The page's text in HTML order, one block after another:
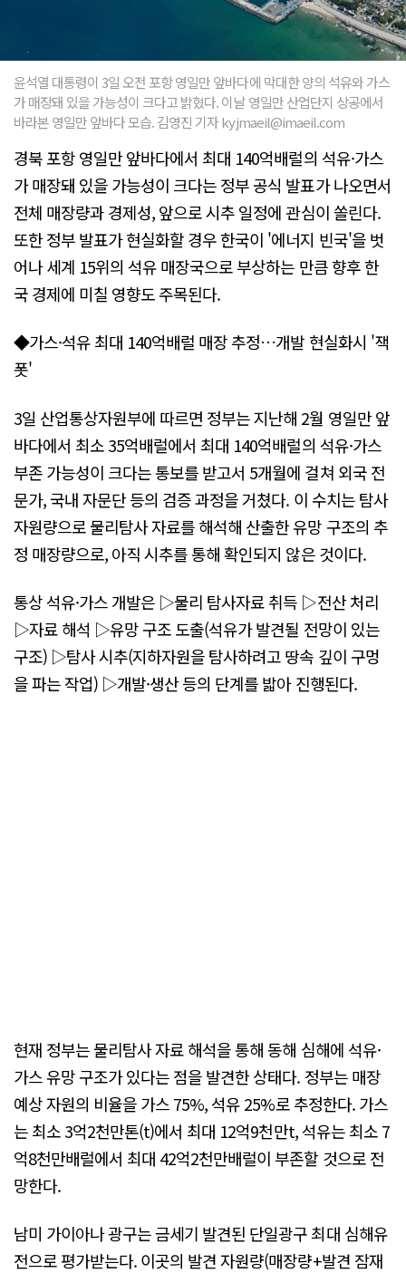
윤석열 대통령이 3일 오전 포항 영일만 앞바다에 막대한 양의 석유와 가스
가 매장돼 있을 가능성이 크다고 밝혔다. 이날 영일만 산업단지 상공에서
바라본 영일만 앞바다 모습. 김영진 기자 kyjmaeil@imaeil.com
경북 포항 영일만 앞바다에서 최대 140억배럴의 석유·가스
가 매장돼 있을 가능성이 크다는 정부 공식 발표가 나오면서
전체 매장량과 경제성, 앞으로 시추 일정에 관심이 쏠린다.
또한 정부 발표가 현실화할 경우 한국이 '에너지 빈국'을 벗
어나 세계 15위의 석유 매장국으로 부상하는 만큼 향후 한
국 경제에 미칠 영향도 주목된다.
◆가스·석유 최대 140억배럴 매장 추정…개발 현실화시 '잭
폿'
3일 산업통상자원부에 따르면 정부는 지난해 2월 영일만 앞
바다에서 최소 35억배럴에서 최대 140억배럴의 석유·가스
부존 가능성이 크다는 통보를 받고서 5개월에 걸쳐 외국 전
문가, 국내 자문단 등의 검증 과정을 거쳤다. 이 수치는 탐사
자원량으로 물리탐사 자료를 해석해 산출한 유망 구조의 추
정 매장량으로, 아직 시추를 통해 확인되지 않은 것이다.
통상 석유·가스 개발은 ▷물리 탐사자료 취득 ▷전산 처리
▷자료 해석 ▷유망 구조 도출(석유가 발견될 전망이 있는
구조) ▷탐사 시추(지하자원을 탐사하려고 땅속 깊이 구멍
을 파는 작업) ▷개발·생산 등의 단계를 밟아 진행된다.
현재 정부는 물리탐사 자료 해석을 통해 동해 심해에 석유·
가스 유망 구조가 있다는 점을 발견한 상태다. 정부는 매장
예상 자원의 비율을 가스 75%, 석유 25%로 추정한다. 가스
는 최소 3억2천만톤(t)에서 최대 12억9천만t, 석유는 최소 7
억8천만배럴에서 최대 42억2천만배럴이 부존할 것으로 전
망한다.
남미 가이아나 광구는 금세기 발견된 단일광구 최대 심해유
전으로 평가받는다. 이곳의 발견 자원량(매장량+발견 잠재